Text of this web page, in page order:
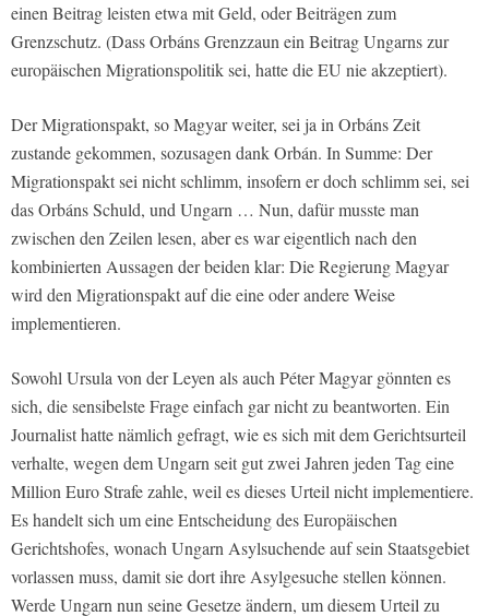
einen Beitrag leisten etwa mit Geld, oder Beiträgen zum
Grenzschutz. (Dass Orbáns Grenzzaun ein Beitrag Ungarns zur
europäischen Migrationspolitik sei, hatte die EU nie akzeptiert).
Der Migrationspakt, so Magyar weiter, sei ja in Orbáns Zeit
zustande gekommen, sozusagen dank Orbán. In Summe: Der
Migrationspakt sei nicht schlimm, insofern er doch schlimm sei, sei
das Orbáns Schuld, und Ungarn … Nun, dafür musste man
zwischen den Zeilen lesen, aber es war eigentlich nach den
kombinierten Aussagen der beiden klar: Die Regierung Magyar
wird den Migrationspakt auf die eine oder andere Weise
implementieren.
Sowohl Ursula von der Leyen als auch Péter Magyar gönnten es
sich, die sensibelste Frage einfach gar nicht zu beantworten. Ein
Journalist hatte nämlich gefragt, wie es sich mit dem Gerichtsurteil
verhalte, wegen dem Ungarn seit gut zwei Jahren jeden Tag eine
Million Euro Strafe zahle, weil es dieses Urteil nicht implementiere.
Es handelt sich um eine Entscheidung des Europäischen
Gerichtshofes, wonach Ungarn Asylsuchende auf sein Staatsgebiet
vorlassen muss, damit sie dort ihre Asylgesuche stellen können.
Werde Ungarn nun seine Gesetze ändern, um diesem Urteil zu